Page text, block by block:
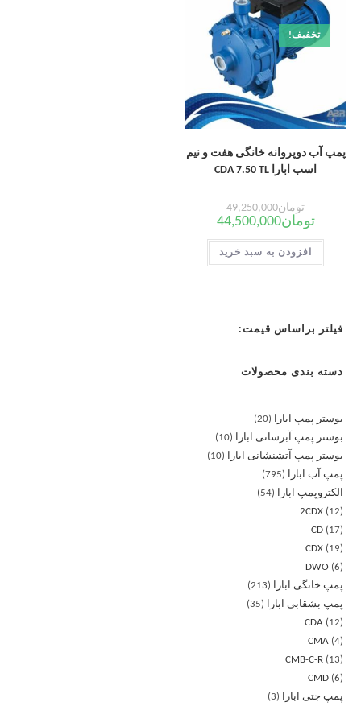
تخفیف!
پمپ آب دوپروانه خانگی هفت و نیم
اسب ابارا CDA 7.50 TL
تومان49,250,000
تومان44,500,000
افزودن به سبد خرید
فیلتر براساس قیمت:
دسته بندی محصولات
بوستر پمپ ابارا
20
بوستر پمپ آبرسانی ابارا
10
بوستر پمپ آتشنشانی ابارا
10
پمپ آب ابارا
795
الکتروپمپ ابارا
54
2CDX
12
CD
17
CDX
19
DWO
6
پمپ خانگی ابارا
213
پمپ بشقابی ابارا
35
CDA
12
CMA 4
CMB-C-R
13
CMD 6
پمپ جتی ابارا
3